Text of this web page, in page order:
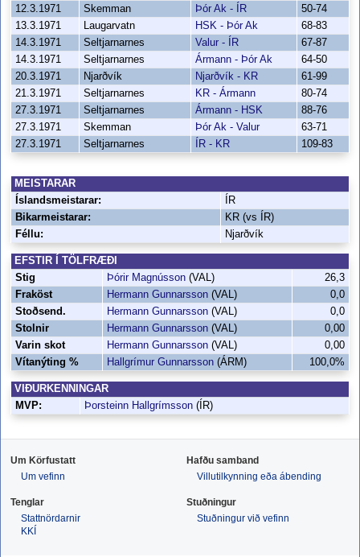
12.3.1971
Skemman Þór Ak - ÍR
50-74
13.3.1971
Laugarvatn HSK - Þór Ak
68-83
14.3.1971
Seltjarnarnes Valur - ÍR
67-87
14.3.1971
Seltjarnarnes Ármann - Þór Ak
64-50
20.3.1971
Njarðvík Njarðvík - KR
61-99
21.3.1971
Seltjarnarnes KR - Ármann
80-74
27.3.1971
Seltjarnarnes Ármann - HSK
88-76
27.3.1971
Skemman Þór Ak - Valur
63-71
27.3.1971
Seltjarnarnes ÍR - KR 109-83
MEISTARAR
Íslandsmeistarar:
ÍR
Bikarmeistarar:
KR (vs ÍR)
Féllu:
Njarðvík
EFSTIR Í TÖLFRÆÐI
Stig
Þórir Magnússon (VAL)
26,3
Fraköst
Hermann Gunnarsson (VAL)
0,0
Stoðsend.
Hermann Gunnarsson (VAL)
0,0
Stolnir
Hermann Gunnarsson (VAL)
0,00
Varin skot
Hermann Gunnarsson (VAL)
0,00
Vítanýting %
Hallgrímur Gunnarsson (ÁRM) 100,0%
VIÐURKENNINGAR
MVP:
Þorsteinn Hallgrímsson (ÍR)
Um Körfustatt
Um vefinn
Hafðu samband
Villutilkynning eða ábending
Tenglar
Stattnördarnir
KKÍ
Stuðningur
Stuðningur við vefinn